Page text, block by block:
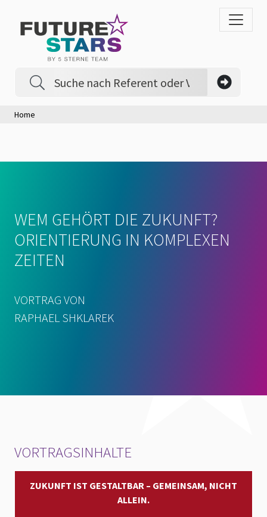
Home
WEM GEHÖRT DIE ZUKUNFT?
ORIENTIERUNG IN KOMPLEXEN
ZEITEN
VORTRAG VON
RAPHAEL SHKLAREK
VORTRAGSINHALTE
ZUKUNFT IST GESTALTBAR – GEMEINSAM, NICHT
ALLEIN.